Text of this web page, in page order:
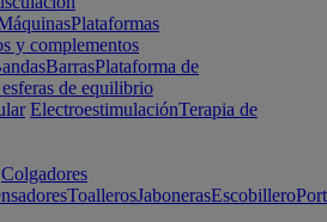
Plataformas
y complementos
BarrasPlataforma de
de equilibrio
ElectroestimulaciónTerapia de
Colgadores
ToallerosJabonerasEscobillero